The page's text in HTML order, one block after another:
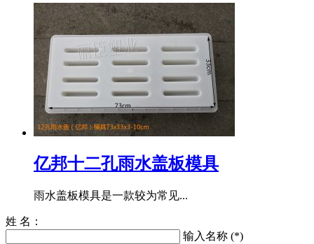
亿邦十二孔雨水盖板模具
雨水盖板模具是一款较为常见...
姓 名：
输入名称 (*)